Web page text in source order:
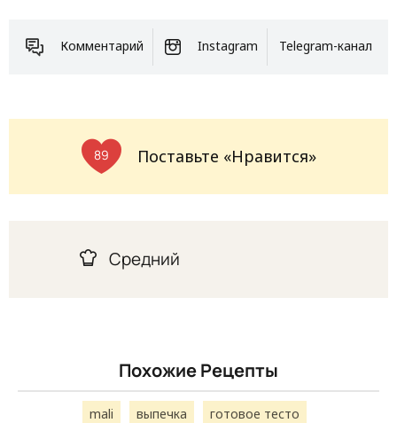
Комментарий Instagram Telegram-канал
89 Поставьте «Нравится»
Средний
Похожие Рецепты
mali выпечка
готовое тесто